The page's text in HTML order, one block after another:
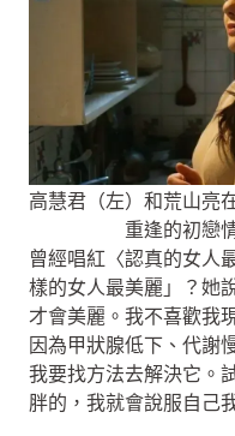
高慧君（左）和荒山亮
重逢的初戀
曾經唱紅〈認真的女人
樣的女人最美麗」？她
才會美麗。我不喜歡我
因為甲狀腺低下、代謝
我要找方法去解決它。
胖的，我就會說服自己